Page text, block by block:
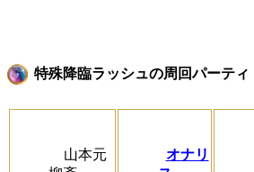
特殊降臨ラッシュの周回パーティ
山本元
オナリ